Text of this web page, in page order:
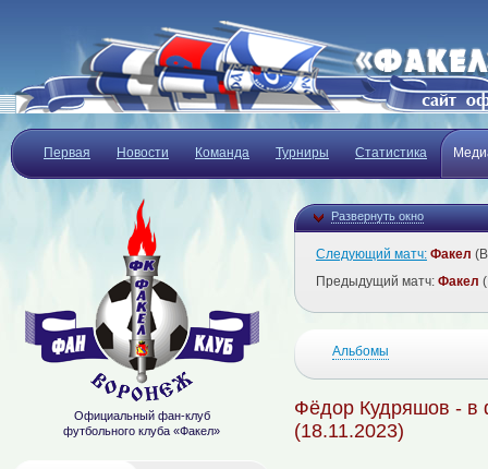
Первая Новости Команда Турниры Статистика
Развернуть окно
Следующий матч: Факел
Предыдущий матч: Факел
Альбомы
Фёдор Кудряшов -
(18.11.2023)
Официальный фан-клуб
футбольного клуба «Факел»